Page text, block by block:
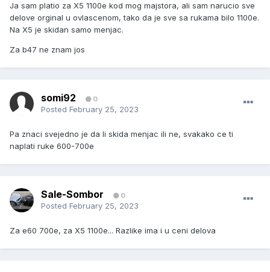
Ja sam platio za X5 1100e kod mog majstora, ali sam narucio sve
delove orginal u ovlascenom, tako da je sve sa rukama bilo 1100e.
Na X5 je skidan samo menjac.
Za b47 ne znam jos
somi92 0
Posted February 25, 2023
Pa znaci svejedno je da li skida menjac ili ne, svakako ce ti
naplati ruke 600-700e
Sale-Sombor 0
Posted February 25, 2023
Za e60 700e, za X5 1100e... Razlike ima i u ceni delova